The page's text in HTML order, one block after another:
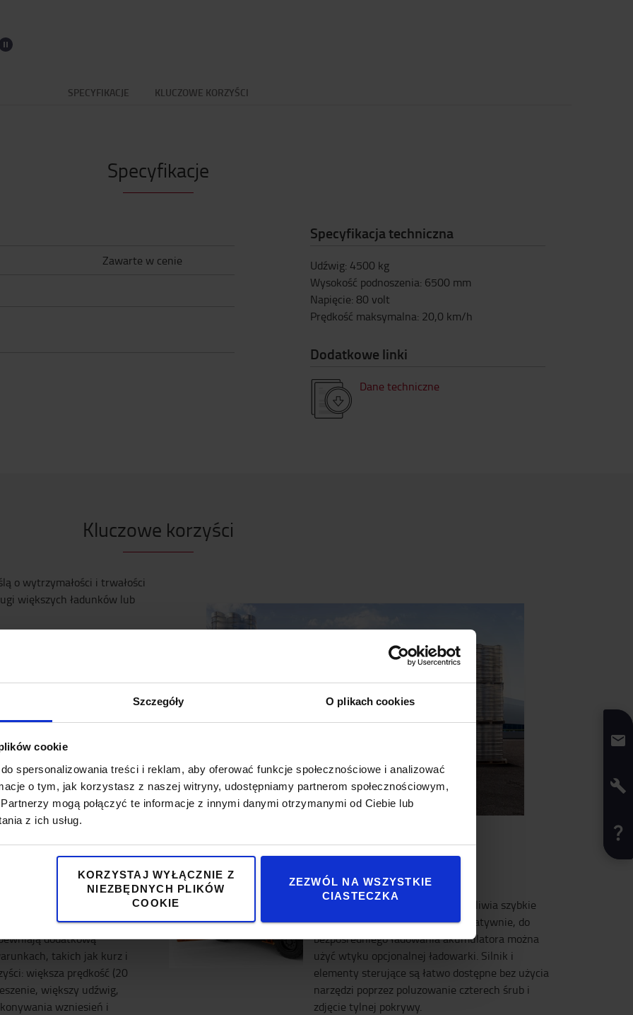
Szczegóły O plikach cookies
cookie
spersonalizowania treści i reklam, aby oferować funkcje społecznościowe i analizować
o tym, jak korzystasz z naszej witryny, udostępniamy partnerom społecznościowym,
mogą połączyć te informacje z innymi danymi otrzymanymi od Ciebie lub
z ich usług.
KORZYSTAJ WYŁĄCZNIE Z
NIEZBĘDNYCH PLIKÓW
COOKIE
ZEZWÓL NA WSZYSTKIE
CIASTECZKA
SPECYFIKACJE KLUCZOWE KORZYŚCI
Specyfikacje
Zawarte w cenie
Specyfikacja techniczna
Udźwig: 4500 kg
Wysokość podnoszenia: 6500 mm
Napięcie: 80 volt
Prędkość maksymalna: 20,0 km/h
Dodatkowe linki
Dane techniczne
Kluczowe korzyści
o wytrzymałości i trwałości
większych ładunków lub
zmian w wymagających
zasilania (akumulatorów
paliwowych)
pracę
niezawodne w
i idealnie nadają się do
i częstych
w operacjach flotowych i
wydajność i długi czas
wydajności
komponenty o klasie
dodatkową
takich jak kurz i
większa prędkość (20
większy udźwig,
wzniesień i
Minimalne czasy przestojów
Podwozie z otwartym dnem umożliwia szybkie
wyjmowanie akumulatora. Alternatywnie, do
bezpośredniego ładowania akumulatora można
użyć wtyku opcjonalnej ładowarki. Silnik i
elementy sterujące są łatwo dostępne bez użycia
narzędzi poprzez poluzowanie czterech śrub i
zdjęcie tylnej pokrywy.